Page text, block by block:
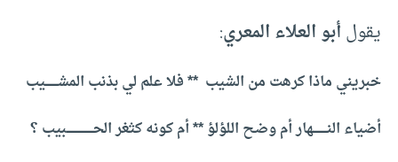
يقولأبو العلاء المعري:
خبريني ماذا كرهت من الشيب **فلا علم لي بذنب المشـــــــيب
أضياء النــــــــهار أم وضح اللؤلؤ **أم كونه كثغر الحـــــــــــــــبيب ؟